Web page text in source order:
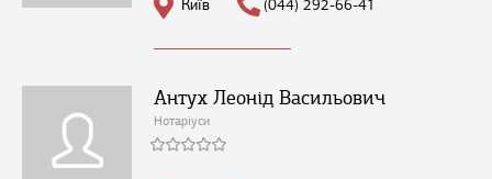
Київ (044) 292-66-41
Антух Леонід Васильович
Нотаріуси